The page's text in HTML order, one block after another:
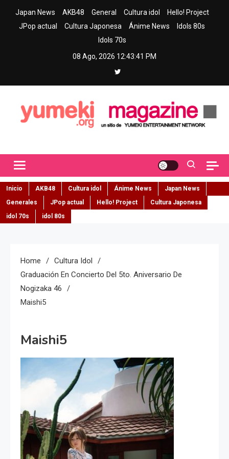
Japan News AKB48 General Cultura idol
Hello! Project
JPop actual
Cultura Japonesa Ánime News
Idols 80s
Idols 70s
08 Ago, 2026 12:43:42 PM
Inicio AKB48 Cultura idol Ánime News
Japan News
Generales
JPop actual Hello! Project
Cultura Japonesa
idol 70s
idol 80s
Home
Cultura Idol
Graduación En Concierto Del 5to. Aniversario De
Nogizaka 46
Maishi5
Maishi5